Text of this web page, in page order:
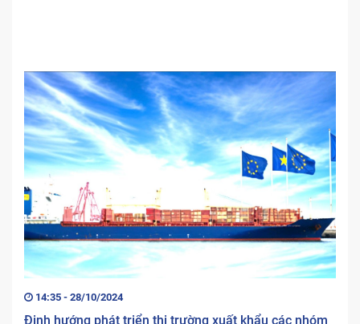
14:35 - 28/10/2024
Định hướng phát triển thị trường xuất khẩu các nhóm